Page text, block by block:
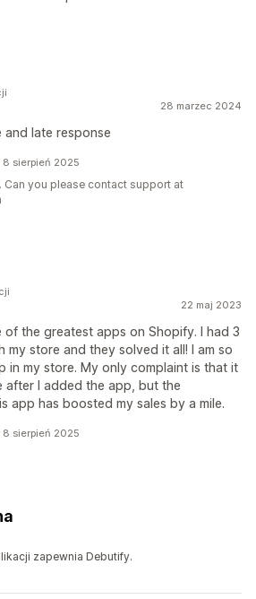
28 marzec 2024
and late response
8 sierpień 2025
Can you please contact support at
22 maj 2023
of the greatest apps on Shopify. I had 3
my store and they solved it all! I am so
in my store. My only complaint is that it
after I added the app, but the
app has boosted my sales by a mile.
8 sierpień 2025
zapewnia Debutify.